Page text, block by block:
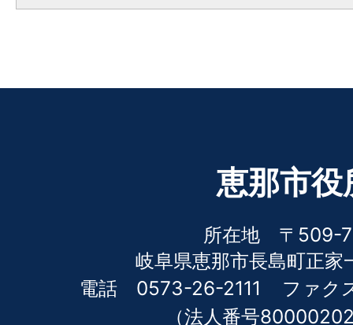
恵那市役
所在地 〒509-
岐阜県恵那市長島町正家
電話 0573-26-2111
ファ
（法人番号